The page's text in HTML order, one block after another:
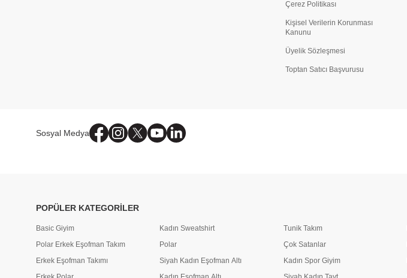
Çerez Politikası
Kişisel Verilerin Korunması
Kanunu
Üyelik Sözleşmesi
Toptan Satıcı Başvurusu
Sosyal Medya
POPÜLER KATEGORİLER
Basic Giyim
Polar Erkek Eşofman Takım
Erkek Eşofman Takımı
Kadın Sweatshirt
Polar
Siyah Kadın Eşofman Altı
Tunik Takım
Çok Satanlar
Kadın Spor Giyim